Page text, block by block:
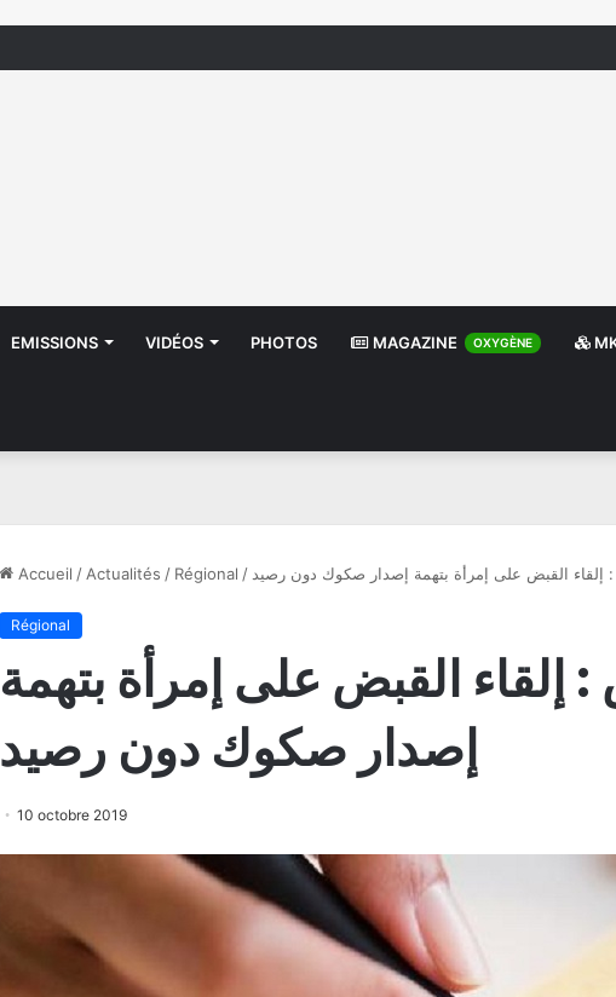
EMISSIONS VIDÉOS PHOTOS MAGAZINE OXYGÈNE
Accueil / Actualités / Régional / القبض على إمرأة بتهمة إصدار صكوك دون رصيد
Régional
القبض على إمرأة بتهمة
إصدار صكوك دون رصيد
10 octobre 2019